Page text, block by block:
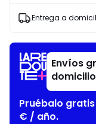
Entrega a
Envíos
domicilio
Pruébalo
€ / año.